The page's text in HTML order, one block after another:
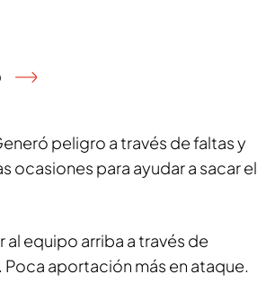
peligro a través de faltas y
ocasiones para ayudar a sacar el
al equipo arriba a través de
aportación más en ataque.